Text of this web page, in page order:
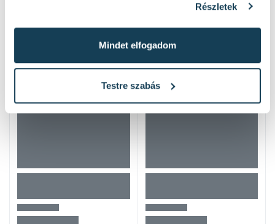
Részletek
Mindet elfogadom
Testre szabás